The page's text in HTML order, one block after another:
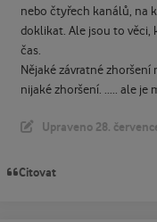
nebo čtyřech kanálů, na
doklikat. Ale jsou to věci,
čas.
Nějaké závratné
nijaké zhoršení. ..... ale je
Upraveno 28.
Citovat